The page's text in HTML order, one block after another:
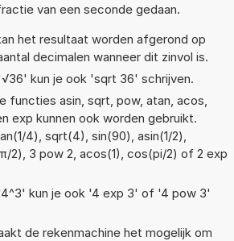
van een seconde gedaan.
het resultaat worden afgerond op
decimalen wanneer dit zinvol is.
kun je ook 'sqrt 36' schrijven.
functies asin, sqrt, pow, atan, acos,
exp kunnen ook worden gebruikt.
4), sqrt(4), sin(90), asin(1/2),
2), 3 pow 2, acos(1), cos(pi/2) of 2 exp
kun je ook '4 exp 3' of '4 pow 3'
de rekenmachine het mogelijk om